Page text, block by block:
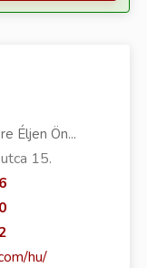
Éljen Ön...
15.
hu/